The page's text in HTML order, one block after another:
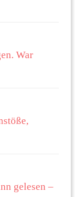
War
gelesen –